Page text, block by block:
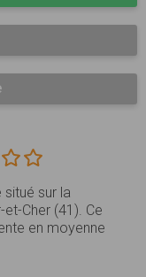
sur la
Cher (41). Ce
en moyenne